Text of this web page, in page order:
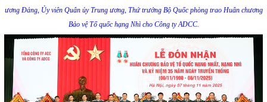
ương Đảng, Ủy viên Quân ủy Trung ương, Thứ trưởng Bộ Quốc phòng trao Huân chương
Bảo vệ Tổ quốc hạng Nhì cho Công ty ADCC.